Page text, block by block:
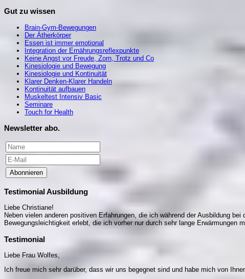
Gut zu wissen
Brain-Gym-Bewegungen
Der Ätherkörper
Essen ist immer emotional
Integration der Ernährungsreflexpunkte
Keine Angst vor Freude, Zorn, Trotz und Co
Kinesiologie und Bewegung
Kinesiologie und Kontinuität
Klarer Denken-Klarer Handeln
Kontinuität aufbauen
Muskeltest Intensiv Basic
Seminare
Touch for Health
Newsletter abo.
Abonnieren
Testimonial Ausbildung
Liebe Christiane!
Neben vielen anderen positiven Erfahrungen, die ich während der Ausbildung
Bewegungsleichtigkeit erlebt, die ich vorher nur durch sehr lange Erwärmungen
Testimonial
Liebe Frau Wolfes,
Ich freue mich sehr darüber, dass wir uns begegnet sind und habe mich von